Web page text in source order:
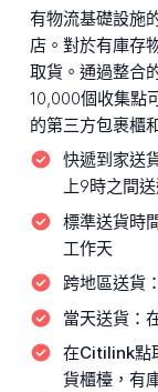
有物流基礎設施
店。對於有庫存
取貨。通過整合
10,000個收集點
的第三方包裹櫃
快遞到家送
上9時之間
標準送貨時
工作天
跨地區送貨：
當天送貨：
在Citilink點
貨櫃檯，有